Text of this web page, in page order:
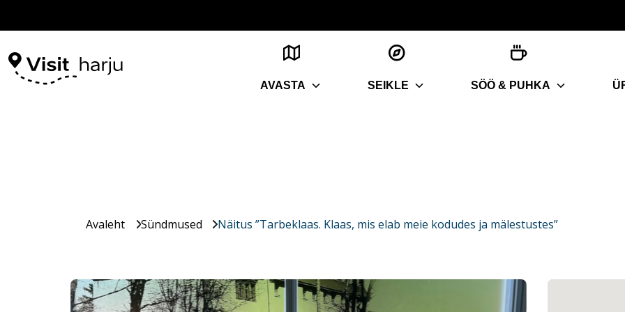
AVASTA SEIKLE SÖÖ & PUHKA
Avaleht Sündmused Näitus ”Tarbeklaas. Klaas, mis elab meie kodudes ja mälestustes”